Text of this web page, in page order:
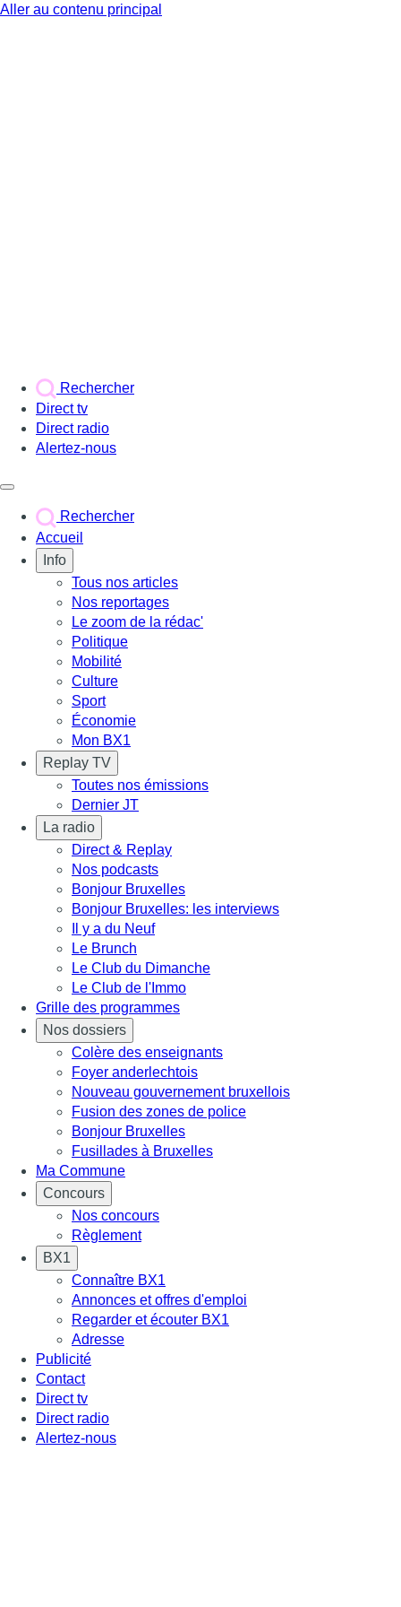
Aller au contenu principal
Rechercher
Direct tv
Direct radio
Alertez-nous
Rechercher
Accueil
Info
Tous nos articles
Nos reportages
Le zoom de la rédac'
Politique
Mobilité
Culture
Sport
Économie
Mon BX1
Replay TV
Toutes nos émissions
Dernier JT
La radio
Direct & Replay
Nos podcasts
Bonjour Bruxelles
Bonjour Bruxelles: les interviews
Il y a du Neuf
Le Brunch
Le Club du Dimanche
Le Club de l'Immo
Grille des programmes
Nos dossiers
Colère des enseignants
Foyer anderlechtois
Nouveau gouvernement bruxellois
Fusion des zones de police
Bonjour Bruxelles
Fusillades à Bruxelles
Ma Commune
Concours
Nos concours
Règlement
BX1
Connaître BX1
Annonces et offres d'emploi
Regarder et écouter BX1
Adresse
Publicité
Contact
Direct tv
Direct radio
Alertez-nous